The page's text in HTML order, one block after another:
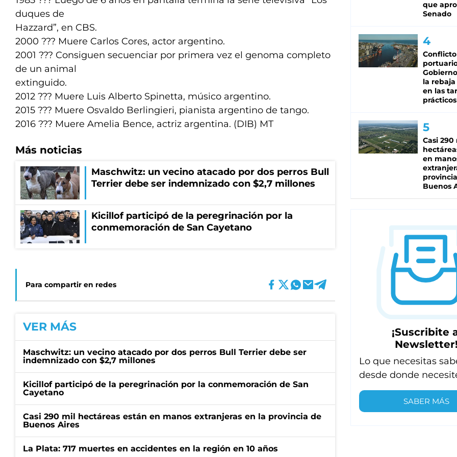
duques de
Hazzard”, en CBS.
2000 ??? Muere Carlos Cores, actor argentino.
2001 ??? Consiguen secuenciar por primera vez el genoma completo
de un animal
extinguido.
2012 ??? Muere Luis Alberto Spinetta, músico argentino.
2015 ??? Muere Osvaldo Berlingieri, pianista argentino de tango.
2016 ??? Muere Amelia Bence, actriz argentina. (DIB) MT
Más noticias
Maschwitz: un vecino atacado por dos perros Bull
Terrier debe ser indemnizado con $2,7 millones
Kicillof participó de la peregrinación por la
conmemoración de San Cayetano
Para compartir en redes
VER MÁS
Maschwitz: un vecino atacado por dos perros Bull Terrier debe ser
indemnizado con $2,7 millones
Kicillof participó de la peregrinación por la conmemoración de San
Cayetano
Casi 290 mil hectáreas están en manos extranjeras en la provincia de
Buenos Aires
La Plata: 717 muertes en accidentes en la región en 10 años
que
Senado
Conflicto
la rebaja
en las
prácticos
Casi 290
en
Buenos
¡Suscribite
Newsletter!
Lo que necesitas
desde donde
SABER MÁS